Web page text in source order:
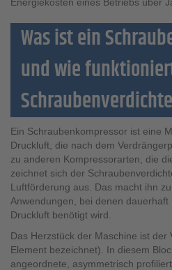
Was ist ein
und wie
Ein Schraubenkompressor ist eine
Druckluft, die nach dem
zu anderen Kompressorarten, die
zeichnet sich der
Luftförderung aus. Das macht ihn
Anwendungen, bei denen
Druckluft benötigt wird.
Das Herzstück der Maschine ist der
Element bezeichnet). In diesem
angeordnete, asymmetrisch